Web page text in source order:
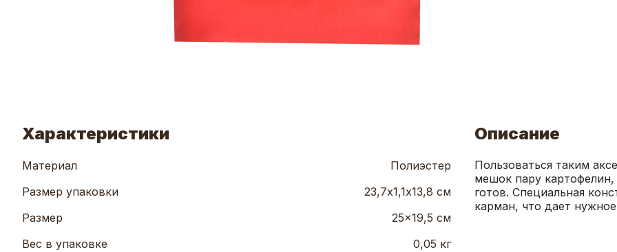
Характеристики
Материал
Полиэстер
Размер упаковки
23,7х1,1х13,8 см
Размер
25x19,5 см
Вес в упаковке
0,05 кг
Описание
Пользоваться таким
мешок пару
готов. Специальная
карман, что дает